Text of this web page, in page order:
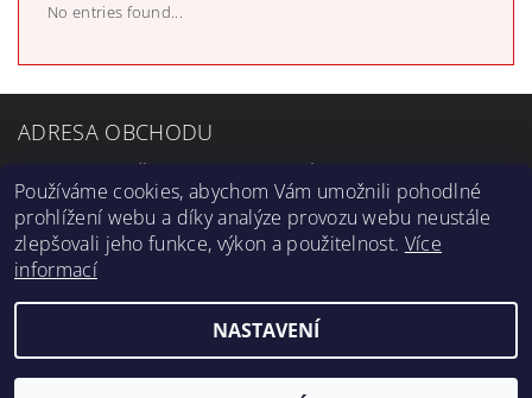
No entries found...
ADRESA OBCHODU
Petra Bezruče 13, 182 00 Praha 8
OTEVÍRACÍ DOBA
Po-Čt: 7:00-16:00
Pá: 7:00-14:30
2026 ©zetplus.cz, všechna práva vyhrazena
Používáme cookies, abychom Vám umožnili pohodlné
prohlížení webu a díky analýze provozu webu neustále
zlepšovali jeho funkce, výkon a použitelnost. Více
informací
NASTAVENÍ